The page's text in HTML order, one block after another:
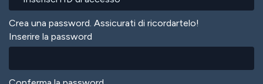
Crea una password. Assicurati di ricordartelo!
Inserire la password